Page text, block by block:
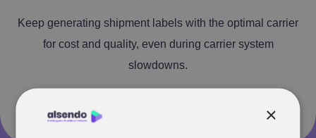
Keep generating shipment labels with the optimal carrier
for cost and quality, even during carrier system
slowdowns.
×